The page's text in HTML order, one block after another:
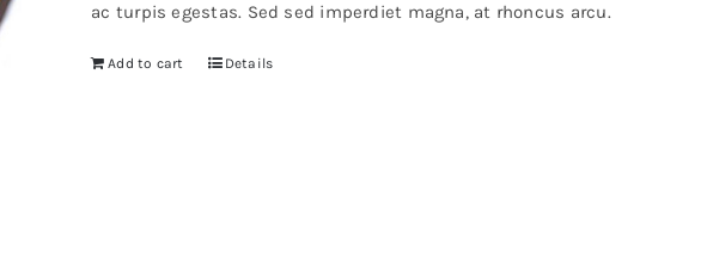
ac turpis egestas. Sed sed imperdiet magna, at rhoncus arcu.
Add to cart Details